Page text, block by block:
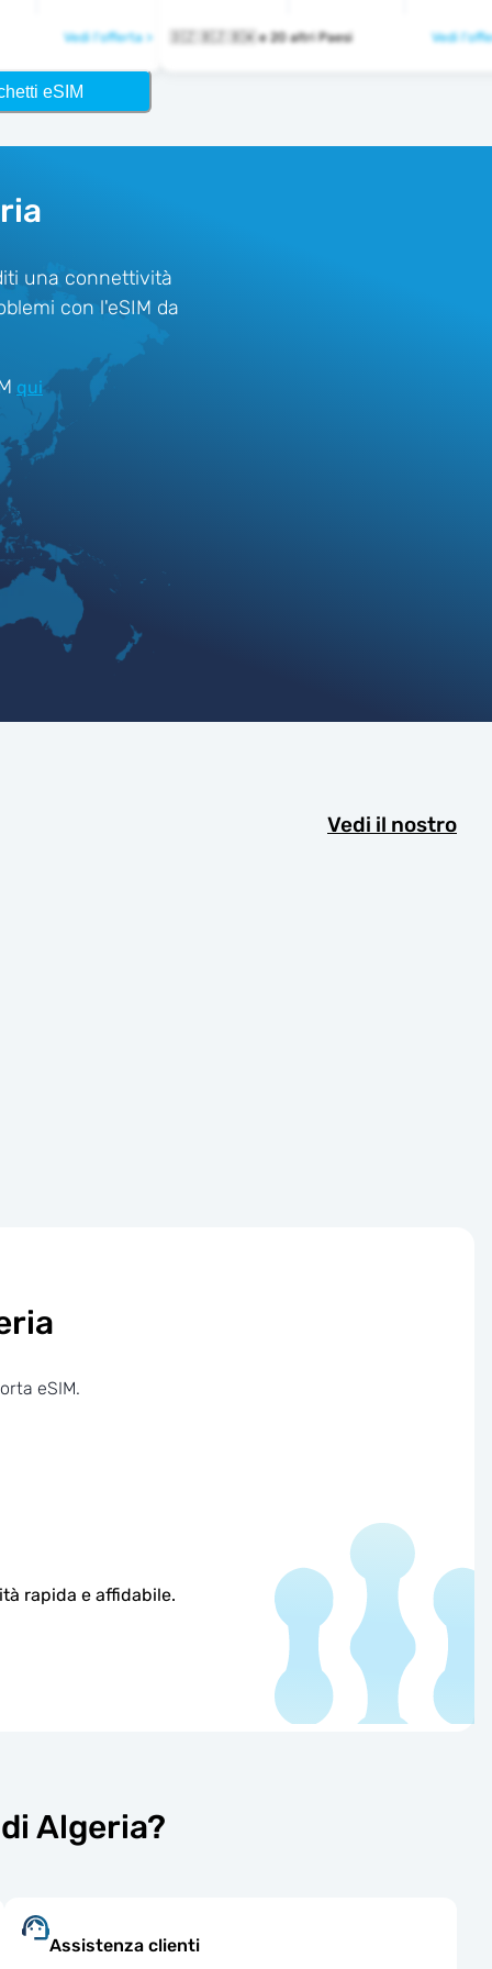
Vedi l'offerta > 🇩🇿 🇧🇯 🇧🇼 e 20 altri Paesi Vedi
eSIM
una connettività
con l'eSIM da
qui
Vedi il nostro
eSIM.
rapida e affidabile.
Algeria?
Assistenza clienti